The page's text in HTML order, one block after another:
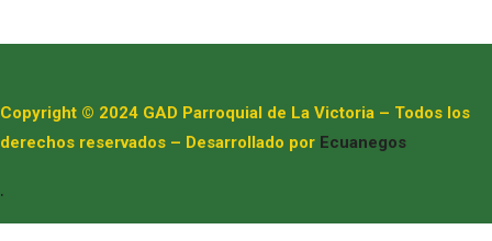
Copyright © 2024 GAD Parroquial de La Victoria – Todos los
derechos reservados – Desarrollado por Ecuanegos
.